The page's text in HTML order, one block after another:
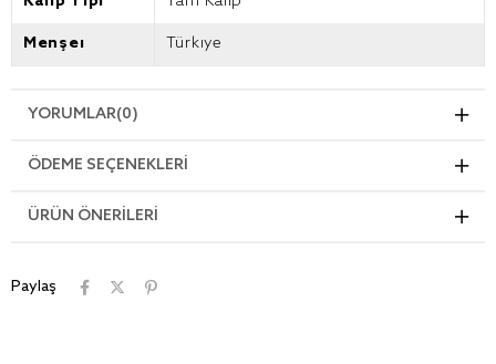
Menşei Türkiye
YORUMLAR(0)
ÖDEME SEÇENEKLERI
ÜRÜN ÖNERILERI
Paylaş